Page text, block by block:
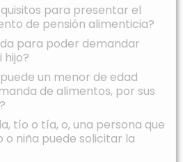
para presentar el
de pensión alimenticia?
para poder demandar
un menor de edad
de alimentos, por sus
tío o tía, o, una persona que
o niña puede solicitar la